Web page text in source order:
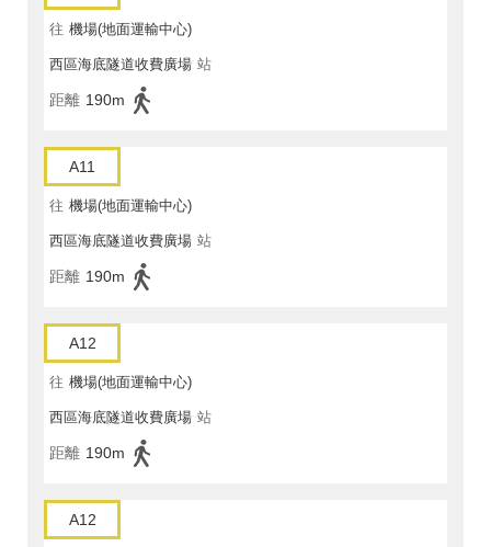
往 機場(地面運輸中心)
西區海底隧道收費廣場 站
距離 190m
A11
往 機場(地面運輸中心)
西區海底隧道收費廣場 站
距離 190m
A12
往 機場(地面運輸中心)
西區海底隧道收費廣場 站
距離 190m
A12